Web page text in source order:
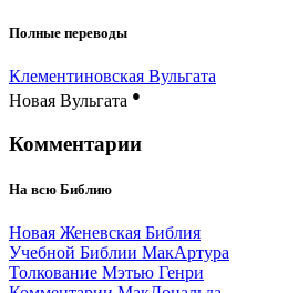
Полные переводы
Клементиновская Вульгата
Новая Вульгата ●
Комментарии
На всю Библию
Новая Женевская Библия
Учебной Библии МакАртура
Толкование Мэтью Генри